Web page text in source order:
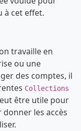
à cet effet.
travaille en
ou une
des comptes, il
Collections
être utile pour
les accès